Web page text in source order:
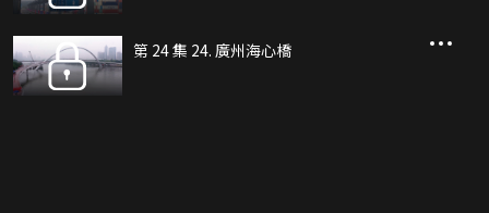
第 24 集 24. 廣州海心橋